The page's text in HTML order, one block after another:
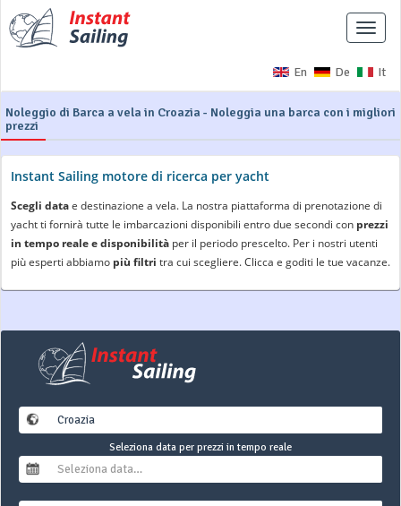
En De It
Noleggio di Barca a vela in Croazia - Noleggia una barca con i migliori
prezzi
Instant Sailing motore di ricerca per yacht
Scegli datae destinazione a vela. La nostra piattaforma di prenotazione di
yacht ti fornirà tutte le imbarcazioni disponibili entro due secondi con prezzi
in tempo reale e disponibilità per il periodo prescelto. Per i nostri utenti
più esperti abbiamo più filtri tra cui scegliere. Clicca e goditi le tue vacanze.
Seleziona data per prezzi in tempo reale